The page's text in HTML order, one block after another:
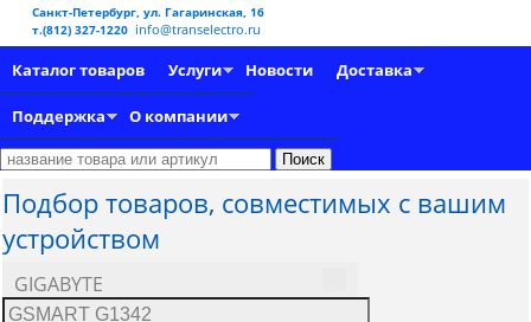
Санкт-Петербург, ул. Гагаринская, 16
т.(812) 327-1220 info@transelectro.ru
Каталог товаров Услуги Новости Доставка
Поддержка О компании
Подбор товаров, совместимых с вашим
устройством
GIGABYTE